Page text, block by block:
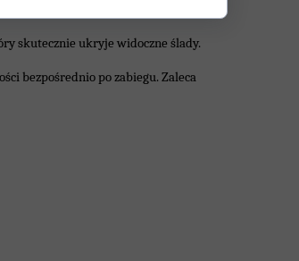
skutecznie ukryje widoczne ślady.
bezpośrednio po zabiegu. Zaleca